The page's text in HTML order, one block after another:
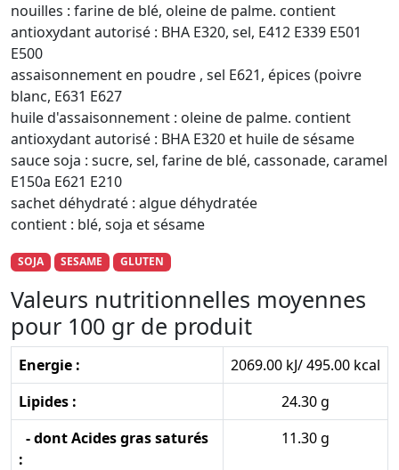
nouilles : farine de blé, oleine de palme. contient
antioxydant autorisé : BHA E320, sel, E412 E339 E501
E500
assaisonnement en poudre , sel E621, épices (poivre
blanc, E631 E627
huile d'assaisonnement : oleine de palme. contient
antioxydant autorisé : BHA E320 et huile de sésame
sauce soja : sucre, sel, farine de blé, cassonade, caramel
E150a E621 E210
sachet déhydraté : algue déhydratée
contient : blé, soja et sésame
SOJA SESAME GLUTEN
Valeurs nutritionnelles moyennes
pour 100 gr de produit
Energie :
2069.00 kJ/ 495.00 kcal
Lipides :
24.30 g
- dont Acides gras saturés
:
11.30 g